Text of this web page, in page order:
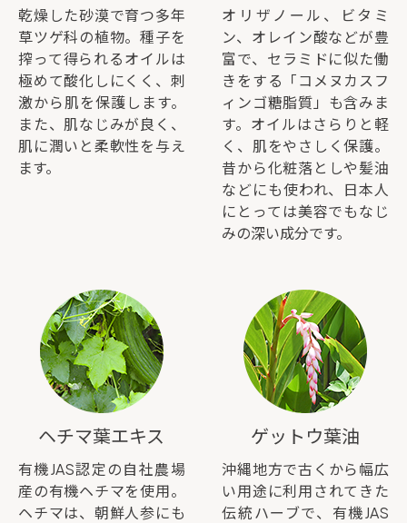
乾燥した砂漠で育つ多年
草ツゲ科の植物。種子を
搾って得られるオイルは
極めて酸化しにくく、刺
激から肌を保護します。
また、肌なじみが良く、
肌に潤いと柔軟性を与え
ます。
オリザノール、ビタミ
ン、オレイン酸などが豊
富で、セラミドに似た働
きをする「コメヌカスフ
ィンゴ糖脂質」も含みま
す。オイルはさらりと軽
く、肌をやさしく保護。
昔から化粧落としや髪油
などにも使われ、日本人
にとっては美容でもなじ
みの深い成分です。
ヘチマ葉エキス
有機JAS認定の自社農場
産の有機ヘチマを使用。
ヘチマは、朝鮮人参にも
ゲットウ葉油
沖縄地方で古くから幅広
い用途に利用されてきた
伝統ハーブで、有機JAS